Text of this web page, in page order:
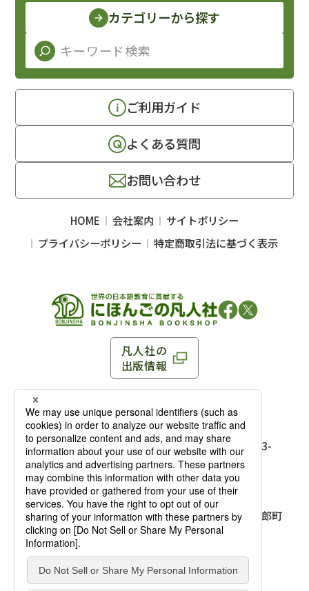
凡人社の
出版情報
〒102-0093 東京都千代田区平河町 1-3-13 8F
TEL：03-3263-3959／FAX：03-3263-3116
麹町店
〒102-0093 東京都千代田区平河町1-3-
13 8F［アクセス］
TEL：03-3239-8673／FAX：03-3263-
3116
大阪店
〒541-0056 大阪府大阪市中央区久太郎町
4-2-10
大西ビルディング 1階［
TEL：06-4256-2684／FAX：03-6733-
7887
カテゴリーから探す
ご利用ガイド
よくある質問
お問い合わせ
HOME 会社案内
サイトポリシー
プライバシーポリシー
特定商取引法に基づく表示